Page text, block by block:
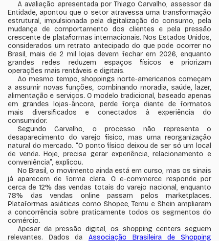
A avaliação apresentada por Thiago Carvalho, assessor da
Entidade, apontou que o setor atravessa uma transformação
estrutural, impulsionada pela digitalização do consumo, pela
mudança de comportamento dos clientes e pela pressão
crescente de plataformas internacionais. Nos Estados Unidos,
considerados um retrato antecipado do que pode ocorrer no
Brasil, mais de 2 mil lojas devem fechar em 2026, enquanto
grandes redes reduzem espaços físicos e priorizam
operações mais rentáveis e digitais.
Ao mesmo tempo, shoppings norte-americanos começam
a assumir novas funções, combinando moradia, saúde, lazer,
alimentação e serviços. O modelo tradicional, baseado apenas
em grandes lojas-âncora, perde força diante de formatos
mais diversificados e conectados à experiência do
consumidor.
Segundo Carvalho, o processo não representa o
desaparecimento do varejo físico, mas uma reorganização
natural do mercado. “O ponto físico deixou de ser só um local
de venda. Hoje, precisa gerar experiência, relacionamento e
conveniência”, explicou.
No Brasil, o movimento ainda está em curso, mas os sinais
já aparecem de forma clara. O e-commerce responde por
cerca de 12% das vendas totais do varejo nacional, enquanto
78% das vendas online passam pelos marketplaces.
Plataformas asiáticas como Shopee, Temu e Shein ampliaram
a concorrência sobre praticamente todos os segmentos do
comércio.
Apesar da pressão digital, os shopping centers seguem
relevantes. Dados da Associação Brasileira de Shopping